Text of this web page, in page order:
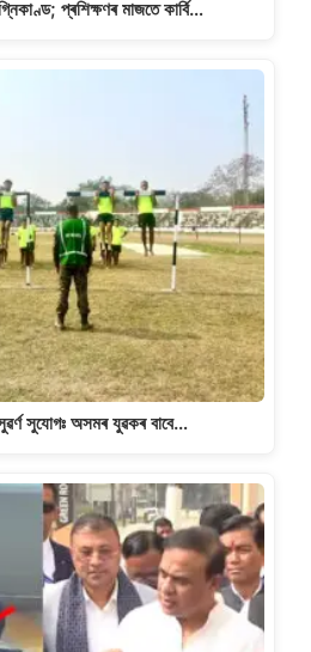
প্ৰশিক্ষণৰ মাজতে কাৰ্বি…
সুযোগঃ অসমৰ যুৱকৰ বাবে…